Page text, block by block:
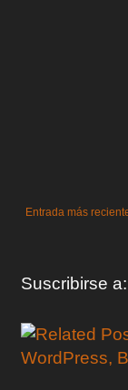
Entrada más
Suscribirse